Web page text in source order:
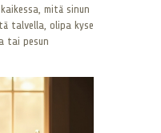
mitä sinun
talvella, olipa kyse
tai pesun